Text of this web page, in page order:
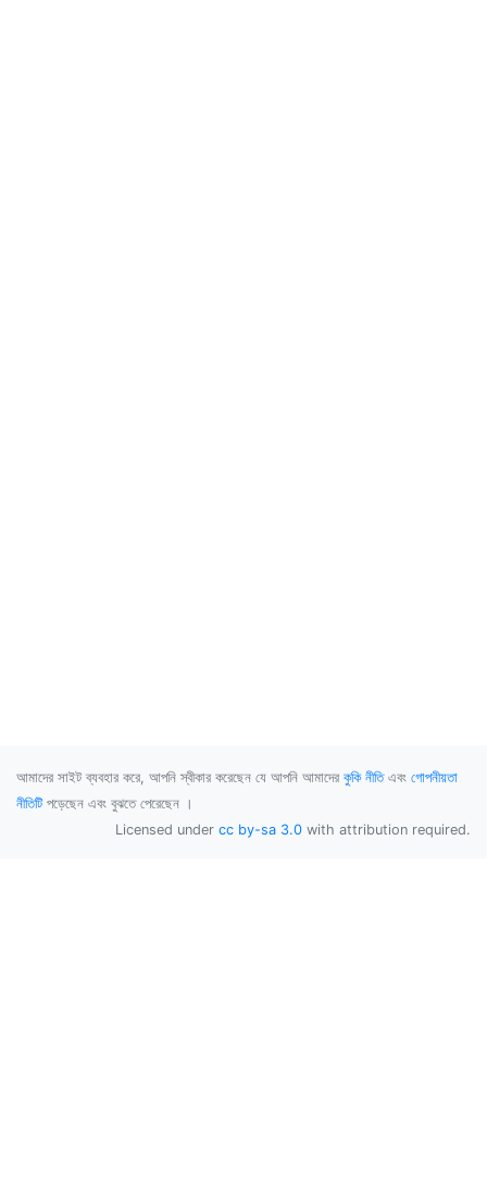
আমাদের সাইট ব্যবহার করে, আপনি স্বীকার করেছেন যে আপনি আমাদের কুকি নীতিএবং গোপনীয়তা
নীতিটি পড়েছেন এবং বুঝতে পেরেছেন ।
Licensed under cc by-sa 3.0 with attribution required.